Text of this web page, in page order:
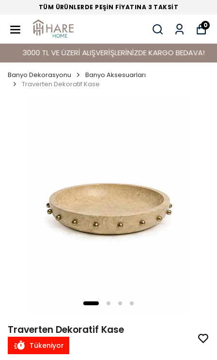
TÜM ÜRÜNLERDE PEŞİN FİYATINA 3 TAKSİT
0
3000 TL VE ÜZERİ ALIŞVERİŞLERİNİZDE KARGO BEDAVA!
Banyo Dekorasyonu
Banyo Aksesuarları
Traverten Dekoratif Kase
Traverten Dekoratif Kase
Tükeniyor